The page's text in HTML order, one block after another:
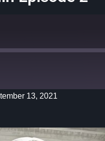
13, 2021